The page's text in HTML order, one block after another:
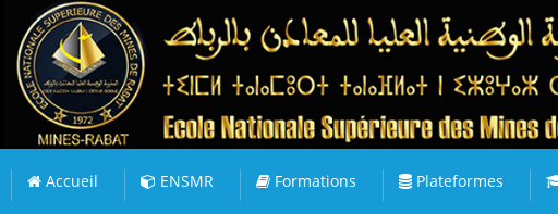
Accueil ENSMR Formations Plateformes